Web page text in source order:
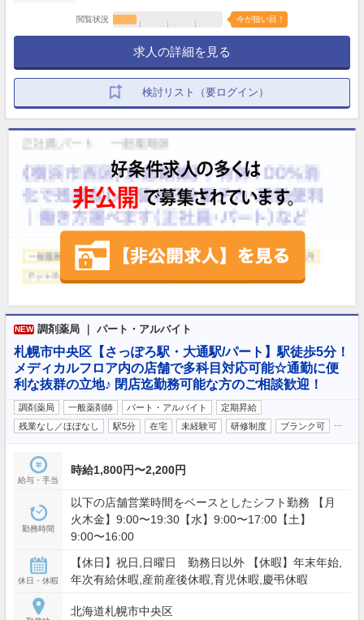
閲覧状況 今が狙い目！
求人の詳細を見る
検討リスト（要ログイン）
NEW 調剤薬局 ｜ パート・アルバイト
札幌市中央区【さっぽろ駅・大通駅/パート】駅徒歩5分！
メディカルフロア内の店舗で多科目対応可能☆通勤に便
利な抜群の立地♪ 閉店迄勤務可能な方のご相談歓迎！
調剤薬局 一般薬剤師 パート・アルバイト
定期昇給
残業なし／ほぼなし
駅5分 在宅 未経験可 研修制度 ブランク可
給与・手当
時給1,800円〜2,200円
勤務時間
以下の店舗営業時間をベースとしたシフト勤務 【月
火木金】9:00〜19:30【水】9:00〜17:00【土】
9:00〜16:00
休日・休暇
【休日】祝日,日曜日 勤務日以外 【休暇】年末年始,
年次有給休暇,産前産後休暇,育児休暇,慶弔休暇
北海道札幌市中央区